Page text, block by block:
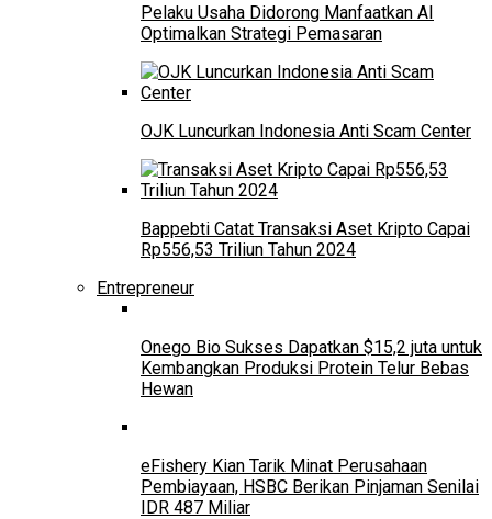
Pelaku Usaha Didorong Manfaatkan AI
Optimalkan Strategi Pemasaran
OJK Luncurkan Indonesia Anti Scam Center
Bappebti Catat Transaksi Aset Kripto Capai
Rp556,53 Triliun Tahun 2024
Entrepreneur
Onego Bio Sukses Dapatkan $15,2 juta untuk
Kembangkan Produksi Protein Telur Bebas
Hewan
eFishery Kian Tarik Minat Perusahaan
Pembiayaan, HSBC Berikan Pinjaman Senilai
IDR 487 Miliar